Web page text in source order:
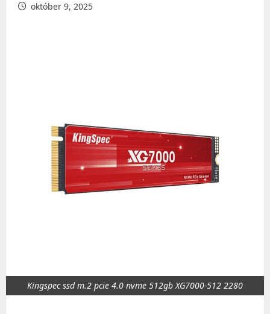
október 9, 2025
Kingspec ssd m.2 pcie 4.0 nvme 512gb XG7000-512 2280